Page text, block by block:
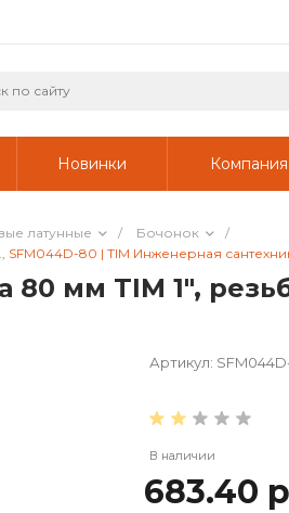
Новинки Компания
латунные / Бочонок
/
SFM044D-80 | TIM Инженерная
80 мм TIM 1",
Артикул:
В наличии
683.40